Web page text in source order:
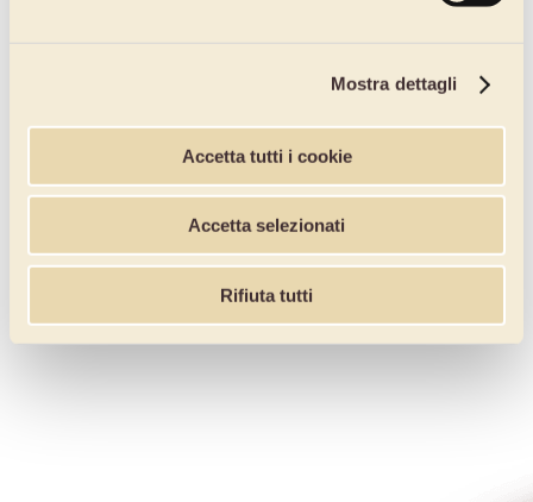
Mostra dettagli
Accetta tutti i cookie
Accetta selezionati
Rifiuta tutti